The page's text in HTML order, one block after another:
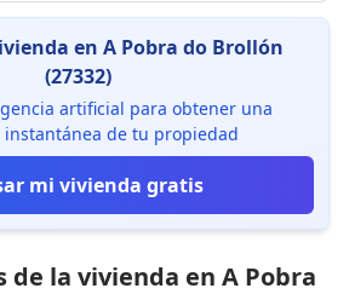
en A Pobra do Brollón
(27332)
artificial para obtener una
instantánea de tu propiedad
mi vivienda gratis
de la vivienda en A Pobra